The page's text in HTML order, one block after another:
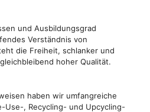
und Ausbildungsgrad
Verständnis von
die Freiheit, schlanker und
hoher Qualität.
haben wir umfangreiche
Use-, Recycling- und Upcycling-